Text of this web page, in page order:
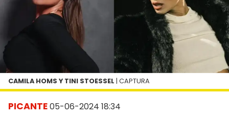
PICANTE05-06-2024 18:34
CAMILA HOMS Y TINI STOESSEL | CAPTURA